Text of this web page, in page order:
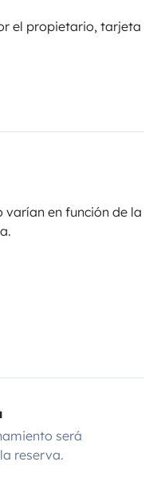
el propietario, tarjeta
en función de la
será
reserva.